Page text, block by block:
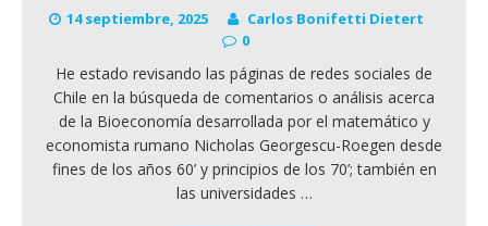
14 septiembre, 2025
Carlos Bonifetti Dietert
0
He estado revisando las páginas de redes sociales de
Chile en la búsqueda de comentarios o análisis acerca
de la Bioeconomía desarrollada por el matemático y
economista rumano Nicholas Georgescu-Roegen desde
fines de los años 60’ y principios de los 70’; también en
las universidades …